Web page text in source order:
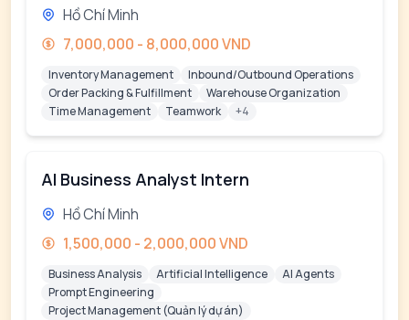
Hồ Chí Minh
7,000,000 - 8,000,000 VND
Inventory Management
Inbound/Outbound Operations
Order Packing & Fulfillment
Warehouse Organization
Time Management
Teamwork +4
AI Business Analyst Intern
Hồ Chí Minh
1,500,000 - 2,000,000 VND
Business Analysis Artificial Intelligence
AI Agents
Prompt Engineering
Project Management (Quản lý dự án)